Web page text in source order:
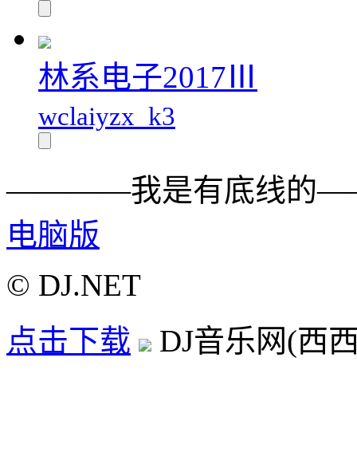
林系电子2017Ⅲ
wclaiyzx_k3
————我是有底线
电脑版
© DJ.NET
点击下载
DJ音乐网(西